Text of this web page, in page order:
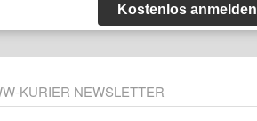
Kostenlos anmelden
KURIER NEWSLETTER